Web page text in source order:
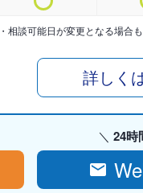
相談可能日が変更となる場合
詳しく
24時